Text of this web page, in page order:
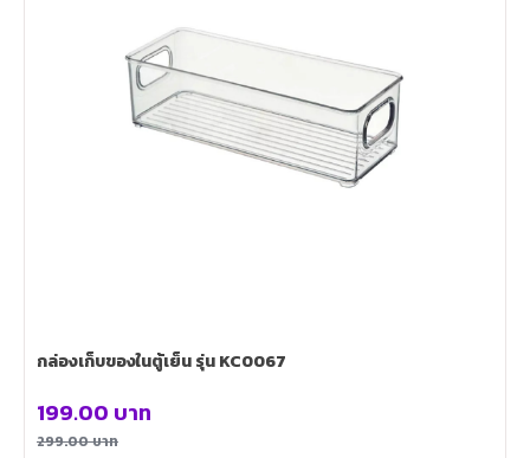
กล่องเก็บของในตู้เย็น รุ่น KC0067
299.00บาท
199.00 บาท